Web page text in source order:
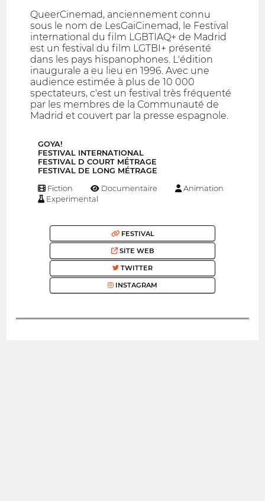
QueerCinemad, anciennement connu
sous le nom de LesGaiCinemad, le Festival
international du film LGBTIAQ+ de Madrid
est un festival du film LGTBI+ présenté
dans les pays hispanophones. L'édition
inaugurale a eu lieu en 1996. Avec une
audience estimée à plus de 10 000
spectateurs, c'est un festival très fréquenté
par les membres de la Communauté de
Madrid et couvert par la presse espagnole.
GOYA!
FESTIVAL INTERNATIONAL
FESTIVAL D COURT MÉTRAGE
FESTIVAL DE LONG MÉTRAGE
Fiction Documentaire
Animation
Experimental
FESTIVAL
SITE WEB
TWITTER
INSTAGRAM